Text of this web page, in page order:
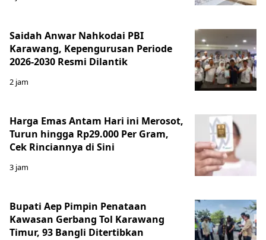
Saidah Anwar Nahkodai PBI
Karawang, Kepengurusan Periode
2026-2030 Resmi Dilantik
2 jam
Harga Emas Antam Hari ini Merosot,
Turun hingga Rp29.000 Per Gram,
Cek Rinciannya di Sini
3 jam
Bupati Aep Pimpin Penataan
Kawasan Gerbang Tol Karawang
Timur, 93 Bangli Ditertibkan